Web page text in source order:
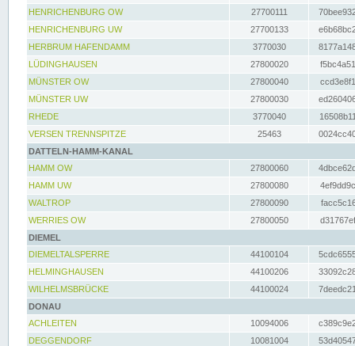
HENRICHENBURG OW
27700111
HENRICHENBURG UW
27700133
HERBRUM HAFENDAMM
3770030
LÜDINGHAUSEN
27800020
MÜNSTER OW
27800040
MÜNSTER UW
27800030
RHEDE
3770040
VERSEN TRENNSPITZE
25463
DATTELN-HAMM-KANAL
HAMM OW
27800060
HAMM UW
27800080
WALTROP
27800090
WERRIES OW
27800050
DIEMEL
DIEMELTALSPERRE
44100104
HELMINGHAUSEN
44100206
WILHELMSBRÜCKE
44100024
DONAU
ACHLEITEN
10094006
DEGGENDORF
10081004